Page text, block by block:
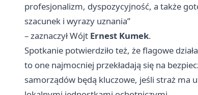
profesjonalizm, dyspozycyjność, a także
szacunek i wyrazy uznania”
– zaznaczył Wójt Ernest Kumek.
Spotkanie potwierdziło też, że flagowe
to one najmocniej przekładają się na
samorządów będą kluczowe, jeśli straż ma